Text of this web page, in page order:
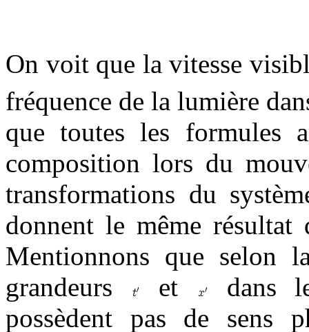
On voit que la vitesse
fréquence de la lumière
que toutes les formules
composition lors du
transformations du
donnent le même
Mentionnons que selon
grandeurs
et
dans
possèdent pas de sens